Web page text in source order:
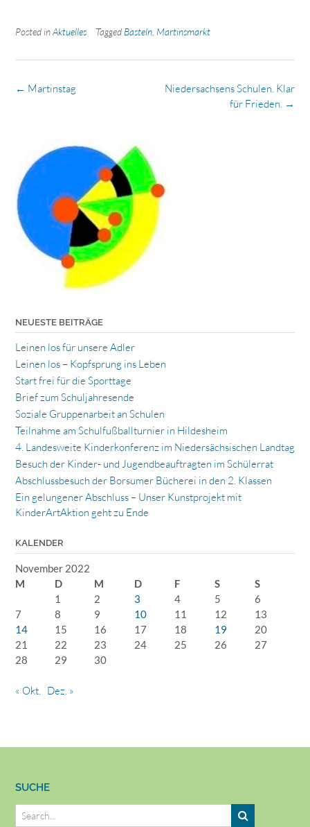
Posted inAktuelles Tagged Basteln Martinsmarkt
Post
Niedersachsens Schulen. Klar
für Frieden. →
← Martinstag
NEUESTE BEITRÄGE
Leinen los für unsere Adler
Leinen los – Kopfsprung ins Leben
Start frei für die Sporttage
Brief zum Schuljahresende
Soziale Gruppenarbeit an Schulen
Teilnahme am Schulfußballturnier in Hildesheim
4. Landesweite Kinderkonferenz im Niedersächsischen Landtag
Besuch der Kinder- und Jugendbeauftragten im Schülerrat
Abschlussbesuch der Borsumer Bücherei in den 2. Klassen
Ein gelungener Abschluss – Unser Kunstprojekt mit
KinderArtAktion geht zu Ende
KALENDER
November 2022
M
D M D F S
S
1
2 3 4 5
6
7
8 9 10 11 12
13
14
15 16 17 18 19
20
21
22 23 24 25 26
27
28
29 30
« Okt. Dez. »
SUCHE